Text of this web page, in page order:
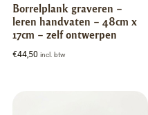
Borrelplank graveren –
leren handvaten – 48cm x
17cm – zelf ontwerpen
€44,50 incl. btw